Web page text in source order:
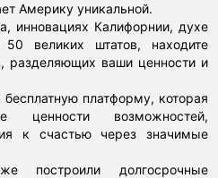
Америку уникальной.
инновациях Калифорнии, духе
великих штатов, находите
разделяющих ваши ценности и
платформу, которая
ценности возможностей,
к счастью через значимые
построили долгосрочные